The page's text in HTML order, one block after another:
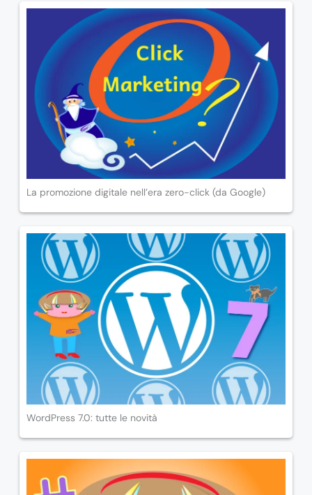
La promozione digitale nell’era zero-click (da Google)
WordPress 7.0: tutte le novità